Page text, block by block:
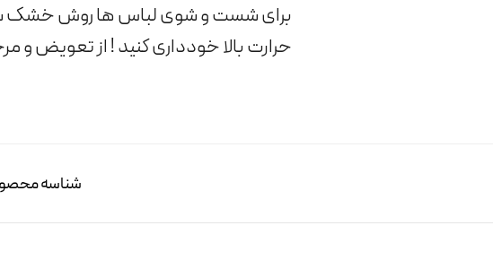
برای شست و شوی لباس ها روش خشک
حرارت بالا خودداری کنید ! از تعویض و
شناسه